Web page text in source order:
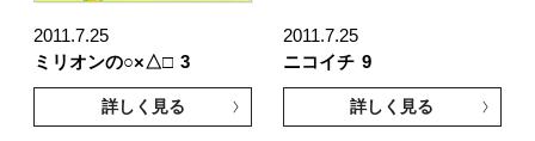
2011.7.25
ミリオンの○×△□ 3
詳しく見る
2011.7.25
ニコイチ 9
詳しく見る